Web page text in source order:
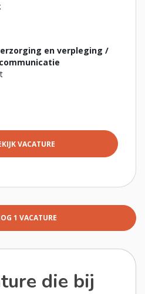
en verpleging /
VACATURE
1 VACATURE
die bij